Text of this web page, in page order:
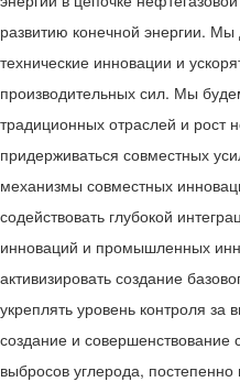
развитию конечной энергии.
технические инновации и
производительных сил. Мы
традиционных отраслей и рост
придерживаться совместных
механизмы совместных
содействовать глубокой
инноваций и промышленных
активизировать создание
укреплять уровень контроля за
создание и совершенствование
выбросов углерода,